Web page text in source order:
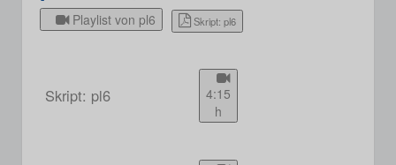
Playlist von pl6 Skript: pl6
Skript: pl6
4:15
h